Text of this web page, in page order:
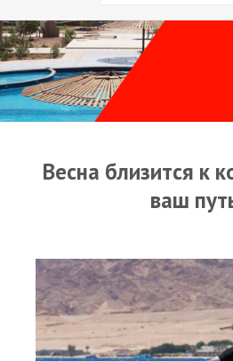
Как к нам
Виртуальный тур
Новости
Медиа
Весна близится к
ваш